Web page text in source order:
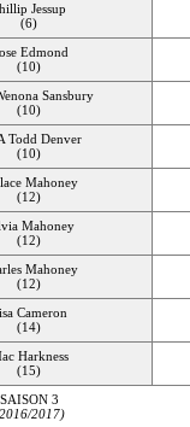
Jessup
(6)
Edmond
(10)
Sansbury
(10)
Todd Denver
(10)
Mahoney
(12)
Mahoney
(12)
Mahoney
(12)
Cameron
(14)
Harkness
(15)
SAISON 3
2017)